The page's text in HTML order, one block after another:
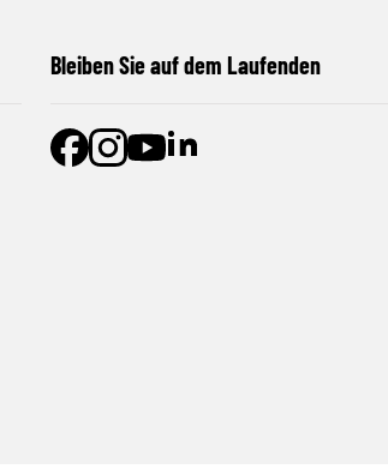
Bleiben Sie auf dem Laufenden